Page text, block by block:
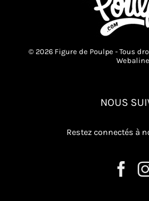
© 2026 Figure de Poulpe - Tous
Webaline
NOUS
Restez connectés à